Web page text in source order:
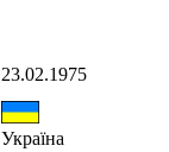
23.02.1975
Україна